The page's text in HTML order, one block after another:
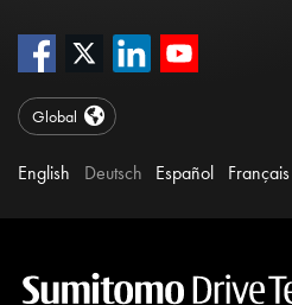
Global
English Deutsch Español Français